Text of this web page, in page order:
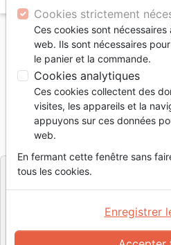
Accueil Livres
Ethique,
Sexualité
Homosexualité
Homosexualité
Collectif
RéférenceBAR1568 EAN
Editeur Barnabas
Cookies strictement
Ces cookies sont
web. Ils sont nécessaires
le panier et la commande.
Cookies analytiques
Ces cookies collectent des
visites, les appareils et la
appuyons sur ces données
web.
En fermant cette fenêtre sans
tous les cookies.
Enregistrer